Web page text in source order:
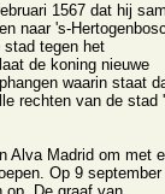
1567 dat hij
naar 's-
stad tegen het
de koning nieuwe
waarin staat
rechten van de stad
Alva Madrid om met
Op 9